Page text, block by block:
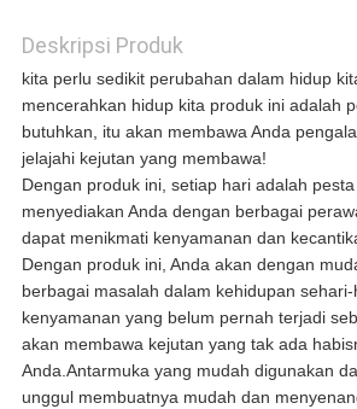
SITEMAP
KEBIJAKAN
PRIVASI
Deskripsi Produk
kita perlu sedikit perubahan dalam hidup
mencerahkan hidup kita produk ini adalah
butuhkan, itu akan membawa Anda
jelajahi kejutan yang membawa!
Dengan produk ini, setiap hari adalah
menyediakan Anda dengan berbagai
dapat menikmati kenyamanan dan
Dengan produk ini, Anda akan dengan
berbagai masalah dalam kehidupan
kenyamanan yang belum pernah terjadi
akan membawa kejutan yang tak ada
Anda.Antarmuka yang mudah digunakan
unggul membuatnya mudah dan